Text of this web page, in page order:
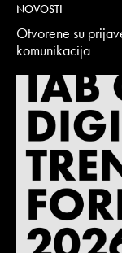
NOVOSTI
Otvorene su
komunikacija